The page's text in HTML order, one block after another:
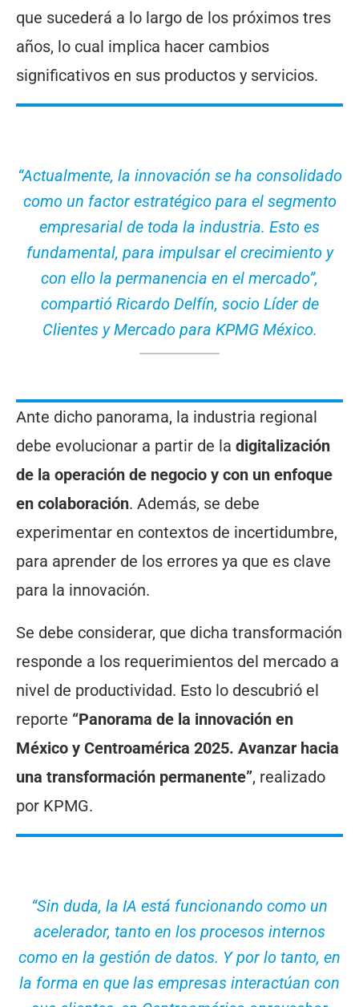
que sucederá a lo largo de los próximos tres
años, lo cual implica hacer cambios
significativos en sus productos y servicios.
“Actualmente, la innovación se ha consolidado
como un factor estratégico para el segmento
empresarial de toda la industria. Esto es
fundamental, para impulsar el crecimiento y
con ello la permanencia en el mercado”,
compartió Ricardo Delfín, socio Líder de
Clientes y Mercado para KPMG México.
Ante dicho panorama, la industria regional
debe evolucionar a partir de la digitalización
de la operación de negocio y con un enfoque
en colaboración. Además, se debe
experimentar en contextos de incertidumbre,
para aprender de los errores ya que es clave
para la innovación.
Se debe considerar, que dicha transformación
responde a los requerimientos del mercado a
nivel de productividad. Esto lo descubrió el
reporte “Panorama de la innovación en
México y Centroamérica 2025. Avanzar hacia
una transformación permanente”, realizado
por KPMG.
“Sin duda, la IA está funcionando como un
acelerador, tanto en los procesos internos
como en la gestión de datos. Y por lo tanto, en
la forma en que las empresas interactúan con